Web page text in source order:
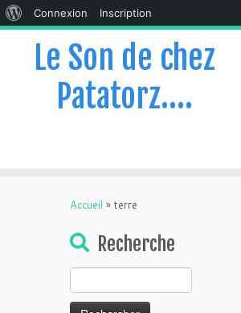
WordPress
Connexion
Inscription
Le Son de chez
Patatorz….
Accueil » terre
Recherche